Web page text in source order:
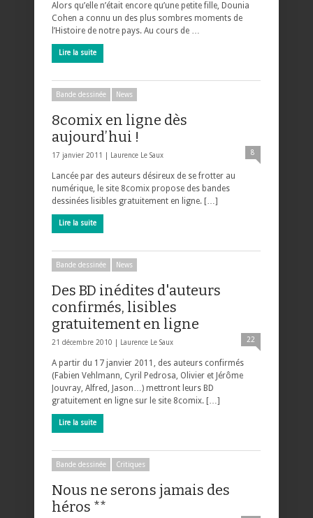
Alors qu’elle n’était encore qu’une petite fille, Dounia
Cohen a connu un des plus sombres moments de
l’Histoire de notre pays. Au cours de …
Lire la suite
Bande dessinée News
8comix en ligne dès
aujourd’hui !
17 janvier 2011 | Laurence Le Saux 8
Lancée par des auteurs désireux de se frotter au
numérique, le site 8comix propose des bandes
dessinées lisibles gratuitement en ligne. […]
Lire la suite
Bande dessinée News
Des BD inédites d'auteurs
confirmés, lisibles
gratuitement en ligne
21 décembre 2010 | Laurence Le Saux 22
A partir du 17 janvier 2011, des auteurs confirmés
(Fabien Vehlmann, Cyril Pedrosa, Olivier et Jérôme
Jouvray, Alfred, Jason…) mettront leurs BD
gratuitement en ligne sur le site 8comix. […]
Lire la suite
Bande dessinée Critiques
Nous ne serons jamais des
héros **